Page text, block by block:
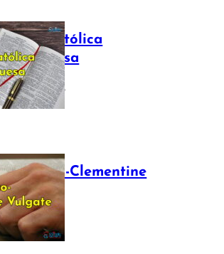
Bíblia Católica
Portuguesa
July 16, 2025
The Sixto-Clementine
Vulgate
July 12, 2025